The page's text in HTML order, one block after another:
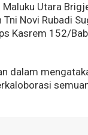
Utara
Novi Rubadi
Kasrem 152/
dalam